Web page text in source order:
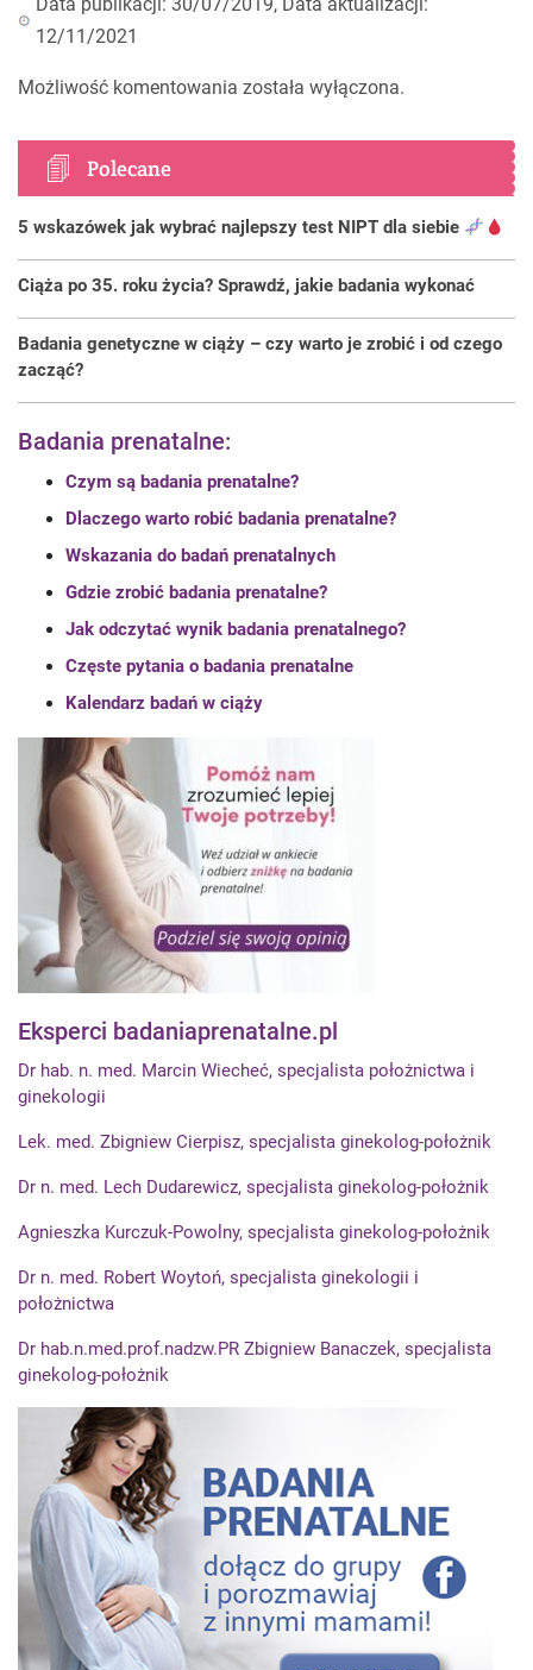
12/11/2021
Możliwość komentowania została wyłączona.
Polecane
5 wskazówek jak wybrać najlepszy test NIPT dla siebie
Ciąża po 35. roku życia? Sprawdź, jakie badania wykonać
Badania genetyczne w ciąży – czy warto je zrobić i od czego
zacząć?
Badania prenatalne:
Czym są badania prenatalne?
Dlaczego warto robić badania prenatalne?
Wskazania do badań prenatalnych
Gdzie zrobić badania prenatalne?
Jak odczytać wynik badania prenatalnego?
Częste pytania o badania prenatalne
Kalendarz badań w ciąży
Eksperci badaniaprenatalne.pl
Dr hab. n. med. Marcin Wiecheć, specjalista położnictwa i
ginekologii
Lek. med. Zbigniew Cierpisz, specjalista ginekolog-położnik
Dr n. med. Lech Dudarewicz, specjalista ginekolog-położnik
Agnieszka Kurczuk-Powolny, specjalista ginekolog-położnik
Dr n. med. Robert Woytoń, specjalista ginekologii i
położnictwa
Dr hab.n.med.prof.nadzw.PR Zbigniew Banaczek, specjalista
ginekolog-położnik